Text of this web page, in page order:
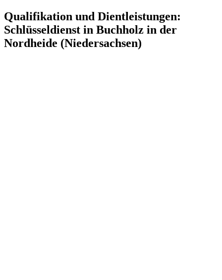
Qualifikation und Dientleistungen:
Schlüsseldienst in Buchholz in der
Nordheide (Niedersachsen)